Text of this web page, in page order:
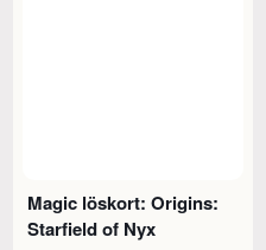
Magic löskort: Origins:
Starfield of Nyx